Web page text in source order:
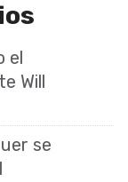
el
Will
se